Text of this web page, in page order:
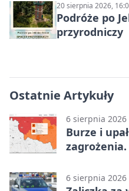
20 sierpnia 2026,
Podróże po
przyrodniczy
Ostatnie Artykuły
6 sierpnia 2026
Burze i
6 sierpnia 2026